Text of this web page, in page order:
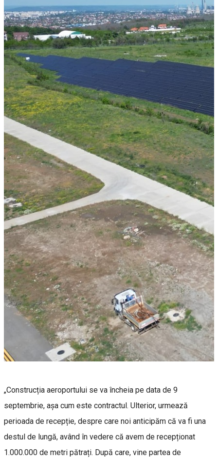
„Construcția aeroportului se va încheia pe data de 9
septembrie, așa cum este contractul. Ulterior, urmează
perioada de recepție, despre care noi anticipăm că va fi una
destul de lungă, având în vedere că avem de recepționat
1.000.000 de metri pătrați. După care, vine partea de